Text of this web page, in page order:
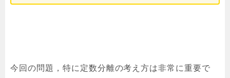
今回の問題，特に定数分離の考え方は非常に重要で